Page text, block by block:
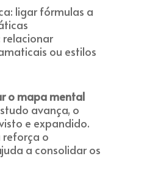
ligar fórmulas a
relacionar
ou estilos
o mapa mental
avança, o
e expandido.
reforça o
a consolidar os